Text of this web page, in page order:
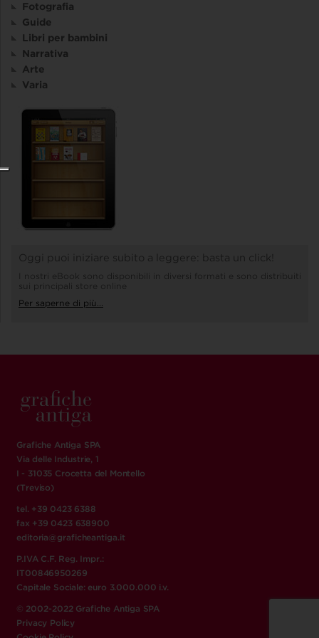
Fotografia
Guide
Libri per bambini
Narrativa
Arte
Varia
Oggi puoi iniziare subito a leggere: basta un click!
I nostri eBook sono disponibili in diversi formati e sono distribuiti
sui principali store online
Per saperne di più...
Grafiche Antiga SPA
Via delle Industrie, 1
I - 31035 Crocetta del Montello
(Treviso)
tel. +39 0423 6388
fax +39 0423 638900
editoria@graficheantiga.it
P.IVA C.F. Reg. Impr.:
IT00846950269
Capitale Sociale: euro 3.000.000 i.v.
© 2002-2022 Grafiche Antiga SPA
Privacy Policy